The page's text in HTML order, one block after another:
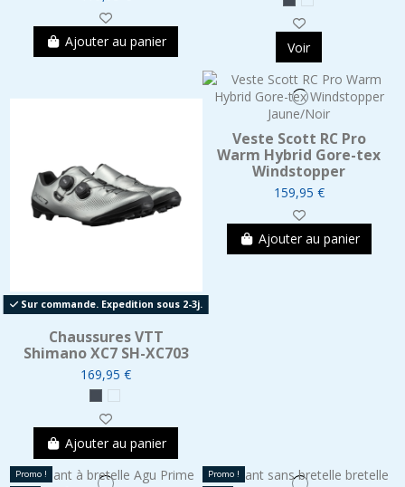
Ajouter au panier Voir
Sur commande. Expedition sous 2-3j.
Chaussures VTT
Shimano XC7 SH-XC703
169,95 €
Ajouter au panier
Veste Scott RC Pro
Warm Hybrid Gore-tex
Windstopper
159,95 €
Ajouter au panier
Promo !
Promo !